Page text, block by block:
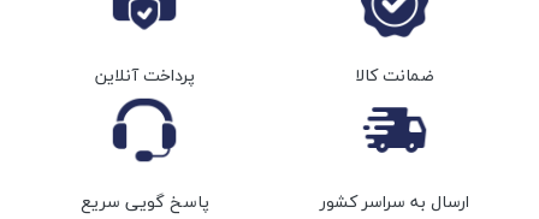
ضمانت کالا پرداخت آنلاین
ارسال به سراسر کشور پاسخ گویی سریع